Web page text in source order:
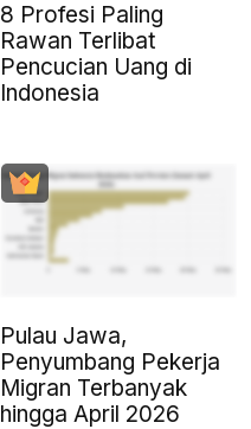
8 Profesi Paling
Rawan Terlibat
Pencucian Uang di
Indonesia
Pulau Jawa,
Penyumbang Pekerja
Migran Terbanyak
hingga April 2026